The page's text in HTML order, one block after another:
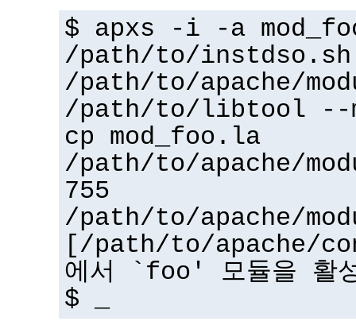
$ apxs -i -a
/path/to/instdso.sh
/path/to/apache/
/path/to/libtool --
cp mod_foo.la
/path/to/apache/
755
/path/to/apache/
[/path/to/apache/
에서 `foo' 모듈을 활
$ _